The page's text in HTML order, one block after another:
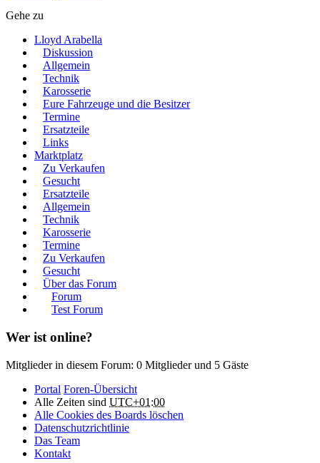
Gehe zu
Lloyd Arabella
Diskussion
Allgemein
Technik
Karosserie
Eure Fahrzeuge und die Besitzer
Termine
Ersatzteile
Links
Marktplatz
Zu Verkaufen
Gesucht
Ersatzteile
Allgemein
Technik
Karosserie
Termine
Zu Verkaufen
Gesucht
Über das Forum
Forum
Test Forum
Wer ist online?
Mitglieder in diesem Forum: 0 Mitglieder und 5 Gäste
Portal Foren-Übersicht
Alle Zeiten sind UTC+01:00
Alle Cookies des Boards löschen
Datenschutzrichtlinie
Das Team
Kontakt